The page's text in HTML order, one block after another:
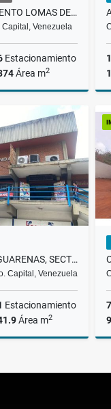
ALQUILER APARTAMENTO LOMAS DE LA LAGUNITA, EL HATILLO, LMAW 002-25
Venezuela
Estacionamiento
Área m2
Alquiler
1
1
LOCAL | EN VENTA | GUARENAS, SECTOR TRAPICHITO | BEZ-004-25
Capital, Venezuela
Estacionamiento
Área m2
7